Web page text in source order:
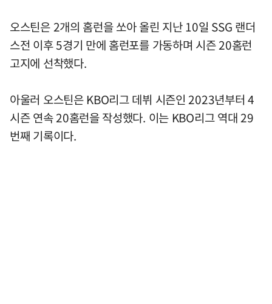
오스틴은 2개의 홈런을 쏘아 올린 지난 10일 SSG 랜더
스전 이후 5경기 만에 홈런포를 가동하며 시즌 20홈런
고지에 선착했다.
아울러 오스틴은 KBO리그 데뷔 시즌인 2023년부터 4
시즌 연속 20홈런을 작성했다. 이는 KBO리그 역대 29
번째 기록이다.